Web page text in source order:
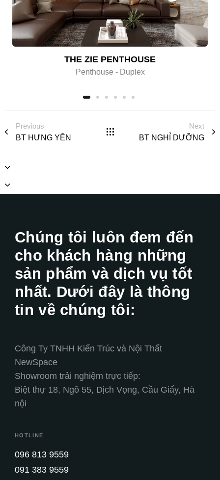
THE ZIE PENTHOUSE
Penthouse - Duplex
Previous
BT HƯNG YÊN
Next
BT NGHỈ DƯỠNG
Chúng tôi luôn đem đến
cho khách hàng những
sản phẩm và dịch vụ tốt
nhất. Dưới đây là thông
tin về chúng tôi:
Công Ty TNHH Kiến Trúc và Nội Thất
NewSpace
Showroom trải nghiệm trực tiếp:
Biệt thự 18, Ngõ 55, Dịch Vọng, Cầu Giấy, Hà
nội
HOTLINE
096 813 9559
091 383 9559